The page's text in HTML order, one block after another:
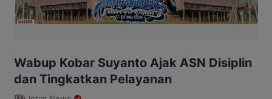
Wabup Kobar Suyanto Ajak ASN Disiplin
dan Tingkatkan Pelayanan